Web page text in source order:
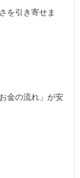
を引き寄せま
金の流れ」が安